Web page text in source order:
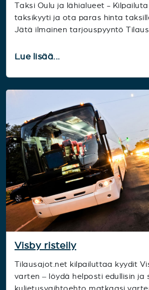
Taksi Oulu ja lähialueet -
taksikyyti ja ota paras hinta
Jätä ilmainen tarjouspyyntö
Lue lisää...
Visby risteily
Tilausajot.net kilpailuttaa kyydit
varten – löydä helposti edullisin ja
kuljetusvaihtoehto matkaasi